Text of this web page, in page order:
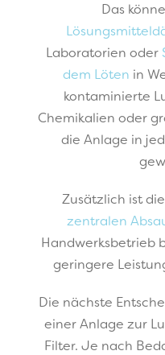
Das
Laboratorien oder
dem Löten in
kontaminierte
Chemikalien oder
die Anlage in
Zusätzlich ist
zentralen
Handwerksbetrieb
geringere
Die nächste
einer Anlage zur
Filter. Je nach